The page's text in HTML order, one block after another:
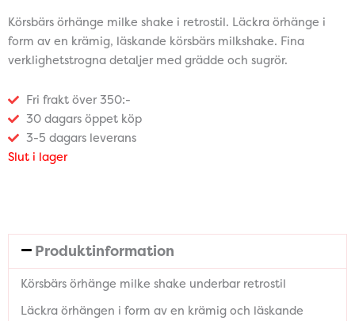
Körsbärs örhänge milke shake i retrostil. Läckra örhänge i
form av en krämig, läskande körsbärs milkshake. Fina
verklighetstrogna detaljer med grädde och sugrör.
Fri frakt över 350:-
30 dagars öppet köp
3-5 dagars leverans
Slut i lager
Produktinformation
Körsbärs örhänge milke shake underbar retrostil
Läckra örhängen i form av en krämig och läskande